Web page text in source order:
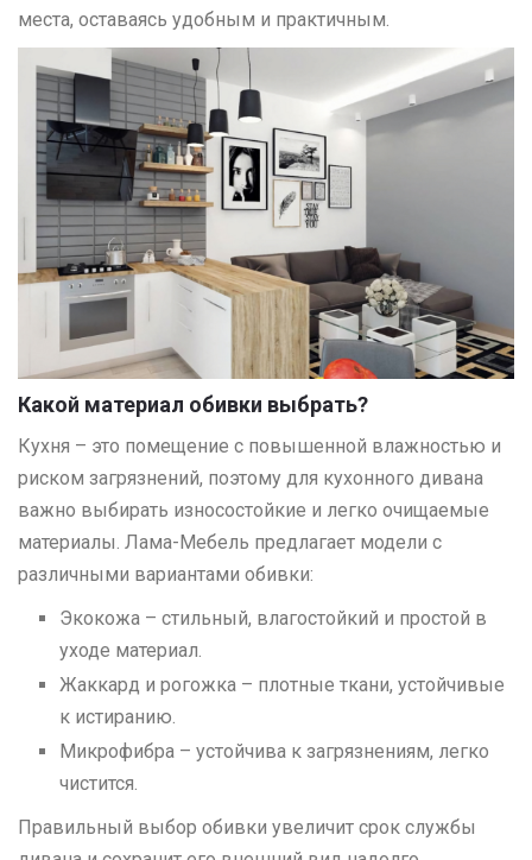
места, оставаясь удобным и практичным.
Какой материал обивки выбрать?
Кухня – это помещение с повышенной влажностью и
риском загрязнений, поэтому для кухонного дивана
важно выбирать износостойкие и легко очищаемые
материалы. Лама-Мебель предлагает модели с
различными вариантами обивки:
Экокожа – стильный, влагостойкий и простой в
уходе материал.
Жаккард и рогожка – плотные ткани, устойчивые
к истиранию.
Микрофибра – устойчива к загрязнениям, легко
чистится.
Правильный выбор обивки увеличит срок службы